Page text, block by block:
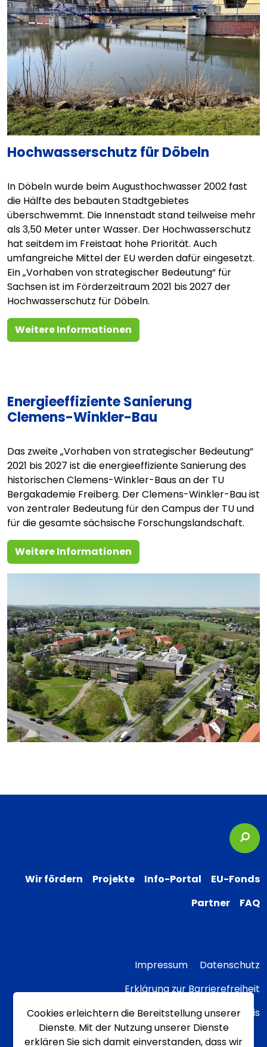
Hochwasserschutz für Döbeln
In Döbeln wurde beim Augusthochwasser 2002 fast
die Hälfte des bebauten Stadtgebietes
überschwemmt. Die Innenstadt stand teilweise mehr
als 3,50 Meter unter Wasser. Der Hochwasserschutz
hat seitdem im Freistaat hohe Priorität. Auch
umfangreiche Mittel der EU werden dafür eingesetzt.
Ein „Vorhaben von strategischer Bedeutung“ für
Sachsen ist im Förderzeitraum 2021 bis 2027 der
Hochwasserschutz für Döbeln.
Weitere Informationen
Energieeffiziente Sanierung
Clemens-Winkler-Bau
Das zweite „Vorhaben von strategischer Bedeutung“
2021 bis 2027 ist die energieeffiziente Sanierung des
historischen Clemens-Winkler-Baus an der TU
Bergakademie Freiberg. Der Clemens-Winkler-Bau ist
von zentraler Bedeutung für den Campus der TU und
für die gesamte sächsische Forschungslandschaft.
Weitere Informationen
Wir fördern Projekte Info-Portal
EU-Fonds
Partner
FAQ
Impressum
Datenschutz
Erklärung zur Barrierefreiheit
Transparenzhinweis
Cookies erleichtern die Bereitstellung unserer
Dienste. Mit der Nutzung unserer Dienste
erklären Sie sich damit einverstanden, dass wir